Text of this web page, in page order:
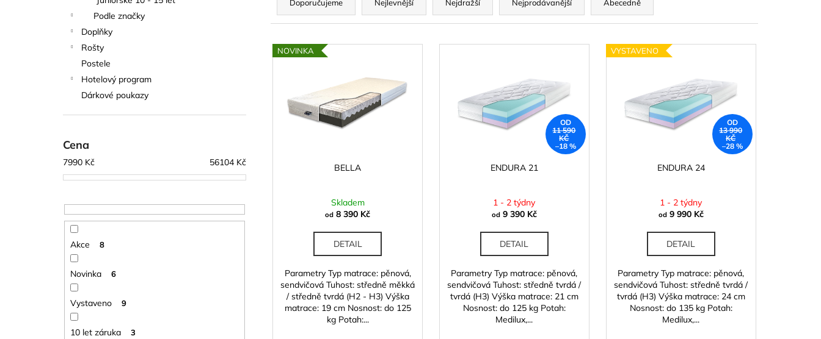
Podle značky
Doplňky
Rošty
Postele
Hotelový program
Dárkové poukazy
Cena
7990 Kč 56104 Kč
Akce 8
Novinka 6
Vystaveno 9
10 let záruka 3
z
n
Doporučujeme Nejlevnější Nejdražší Nejprodávanější Abecedně
V
ýNOVINKA
BELLA
Skladem
od 8 390 Kč
DETAIL
Parametry Typ matrace: pěnová,
sendvičová Tuhost: středně měkká
/ středně tvrdá (H2 - H3) Výška
matrace: 19 cm Nosnost: do 125
kg Potah:...
OD
11 590
KČ
–18 %
ENDURA 21
1 - 2 týdny
od9 390 Kč
DETAIL
Parametry Typ matrace: pěnová,
sendvičová Tuhost: středně tvrdá /
tvrdá (H3) Výška matrace: 21 cm
Nosnost: do 125 kg Potah:
Medilux,...
VYSTAVENO
OD
13 990
KČ
–28 %
ENDURA 24
1 - 2 týdny
od9 990 Kč
DETAIL
Parametry Typ matrace: pěnová,
sendvičová Tuhost: středně tvrdá /
tvrdá (H3) Výška matrace: 24 cm
Nosnost: do 135 kg Potah:
Medilux,...